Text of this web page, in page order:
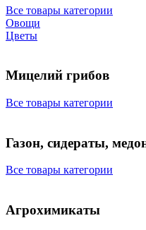
Все товары категории
Овощи
Цветы
Мицелий грибов
Все товары категории
Газон, сидераты,
Все товары категории
Агрохимикаты